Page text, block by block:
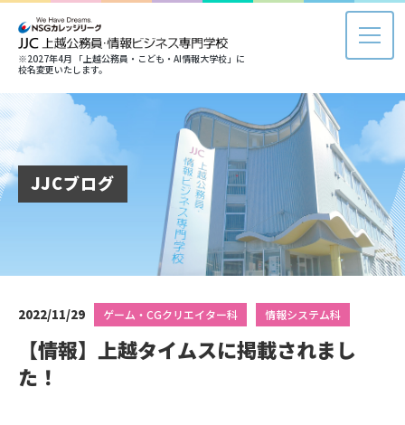
※2027年4月 「上越公務員・こども・AI情報大学校」に
校名変更いたします。
JJCブログ
2022/11/29 ゲーム・CGクリエイター科 情報システム科
【情報】上越タイムスに掲載されまし
た！